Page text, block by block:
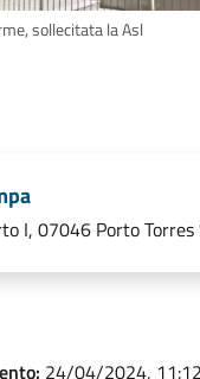
sollecitata la Asl
I, 07046 Porto
24/04/2024, 11:12